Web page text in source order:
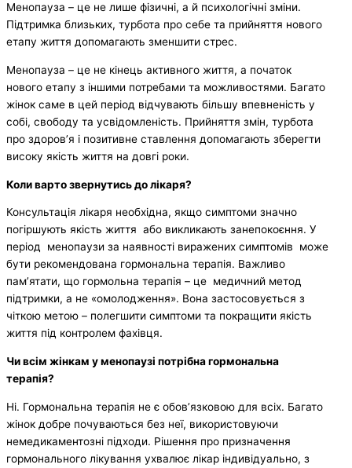
Менопауза – це не лише фізичні, а й психологічні зміни.
Підтримка близьких, турбота про себе та прийняття нового
етапу життя допомагають зменшити стрес.
Менопауза – це не кінець активного життя, а початок
нового етапу з іншими потребами та можливостями. Багато
жінок саме в цей період відчувають більшу впевненість у
собі, свободу та усвідомленість. Прийняття змін, турбота
про здоров’я і позитивне ставлення допомагають зберегти
високу якість життя на довгі роки.
Коли варто звернутись до лікаря?
Консультація лікаря необхідна, якщо симптоми значно
погіршують якість життя або викликають занепокоєння. У
період менопаузи за наявності виражених симптомів може
бути рекомендована гормональна терапія. Важливо
пам’ятати, що гормольна терапія – це медичний метод
підтримки, а не «омолодження». Вона застосовується з
чіткою метою – полегшити симптоми та покращити якість
життя під контролем фахівця.
Чи всім жінкам у менопаузі потрібна гормональна
терапія?
Ні. Гормональна терапія не є обов’язковою для всіх. Багато
жінок добре почуваються без неї, використовуючи
немедикаментозні підходи. Рішення про призначення
гормонального лікування ухвалює лікар індивідуально, з